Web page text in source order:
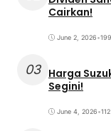
Cairkan!
June 2, 2026•
03 Harga
Segini!
June 4, 2026•